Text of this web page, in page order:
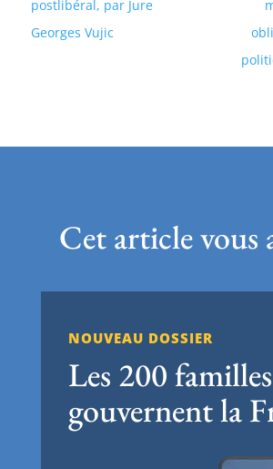
postlibéral, par Jure
Georges Vujic
Cet article vous
NOUVEAU DOSSIER
Les 200
gouvernent la